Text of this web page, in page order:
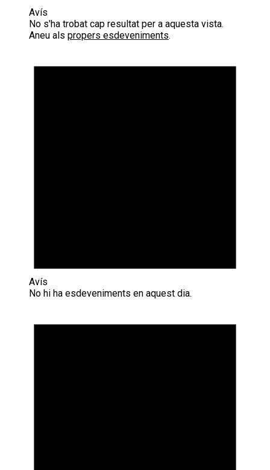
Avís
No s'ha trobat cap resultat per a aquesta vista.
Aneu als propers esdeveniments.
Avís
No hi ha esdeveniments en aquest dia.